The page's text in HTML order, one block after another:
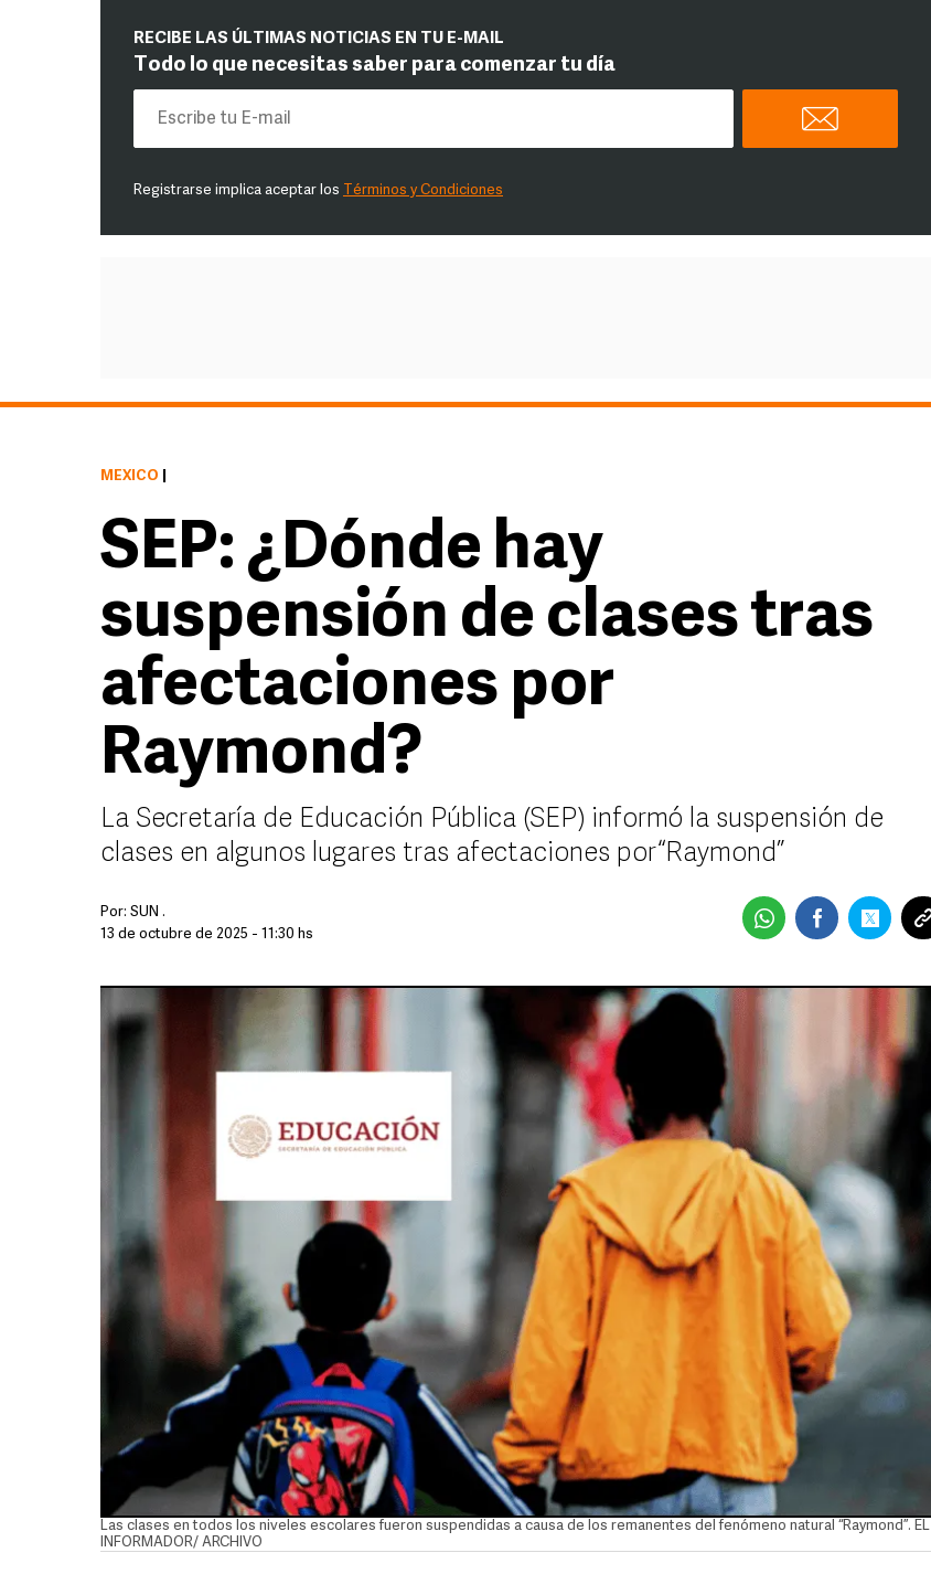
RECIBE LAS ÚLTIMAS NOTICIAS EN TU E-MAIL
Todo lo que necesitas saber para comenzar tu día
Registrarse implica aceptar los Términos y Condiciones
MÉXICO
SEP: ¿Dónde hay
suspensión de clases tras
afectaciones por
Raymond?
La Secretaría de Educación Pública (SEP) informó la suspensión de
clases en algunos lugares tras afectaciones por “Raymond”
Por: SUN .
13 de octubre de 2025 - 11:30 hs
Las clases en todos los niveles escolares fueron suspendidas a causa de los remanentes del fenómeno natural “Raymond”. EL
INFORMADOR/ ARCHIVO